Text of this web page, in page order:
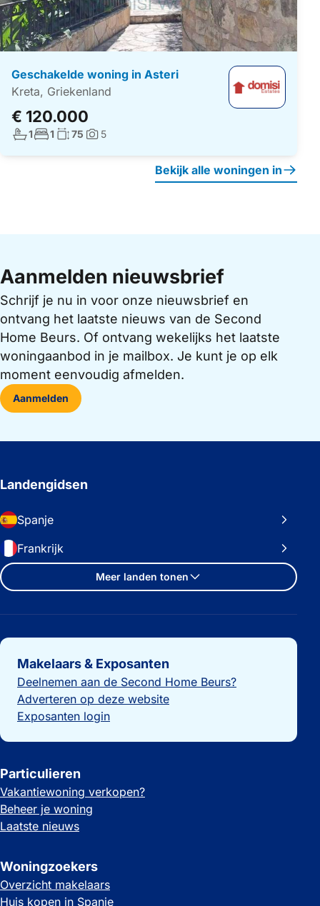
Geschakelde woning in Asteri
Kreta, Griekenland
€ 120.000
Aantal badkamers:
1Aantal slaapkamers:
1 Woonoppervlakte:
75 Foto's:
5
Bekijk alle woningen in
Aanmelden nieuwsbrief
Schrijf je nu in voor onze nieuwsbrief en
ontvang het laatste nieuws van de Second
Home Beurs. Of ontvang wekelijks het laatste
woningaanbod in je mailbox. Je kunt je op elk
moment eenvoudig afmelden.
Aanmelden
Landengidsen
Spanje
Frankrijk
Meer landen tonen
Belangrijke links
Makelaars & Exposanten
Deelnemen aan de Second Home Beurs?
Adverteren op deze website
Exposanten login
Particulieren
Vakantiewoning verkopen?
Beheer je woning
Laatste nieuws
Woningzoekers
Overzicht makelaars
Huis kopen in Spanje